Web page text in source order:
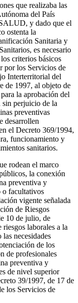
que realizaba las
del País
y dado que el
ostenta la
Sanitaria y
es necesario
criterios básicos
por los Servicios de
Interterritorial del
de 1997, al objeto de
la aprobación del
sin perjuicio de la
preventivas
desarrollen
el Decreto 369/1994,
funcionamiento y
sanitarios.
rodean el marco
la conexión
preventiva y
o facultativos
vigente señalada
de Riesgos
10 de julio, de
laborales a la
necesidades
de los
de profesionales
preventiva y
de nivel superior
39/1997, de 17 de
los Servicios de